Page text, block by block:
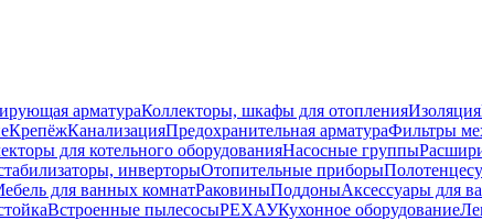
арматураКоллекторы, шкафы для отопленияИзоляция
КрепёжКанализацияПредохранительная арматураФильтры
для котельного оборудованияНасосные группы
инверторыОтопительные приборы
для ванных комнатРаковиныПоддоныАксессуары для
Встроенные пылесосыРЕХАУКухонное оборудование